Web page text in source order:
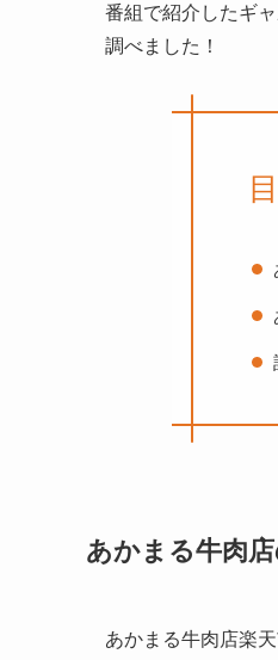
番組で紹介したギ
調べました！
あかまる牛肉
あかまる牛肉店楽天